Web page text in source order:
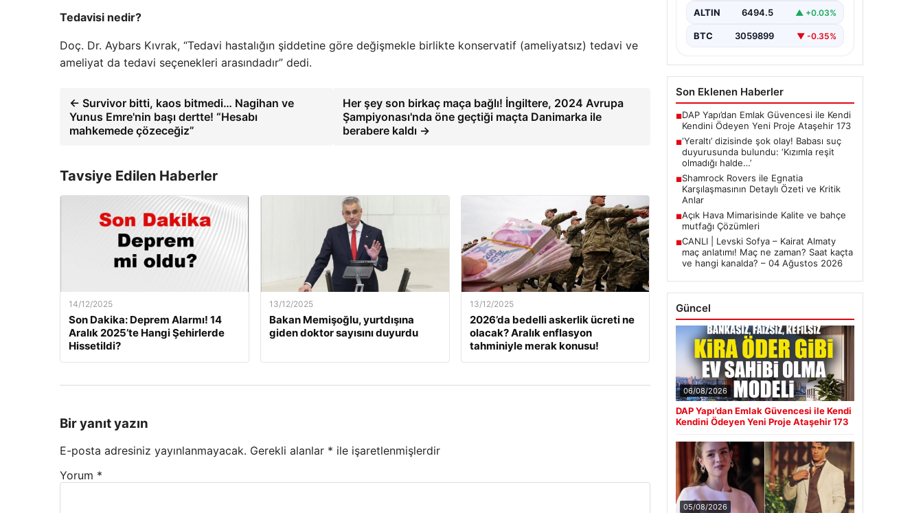
Tedavisi nedir?
Doç. Dr. Aybars Kıvrak, “Tedavi hastalığın şiddetine göre değişmekle birlikte konservatif (ameliyatsız) tedavi ve
ameliyat da tedavi seçenekleri arasındadır” dedi.
← Survivor bitti, kaos bitmedi… Nagihan ve
Yunus Emre'nin başı dertte! “Hesabı
mahkemede çözeceğiz”
Her şey son birkaç maça bağlı! İngiltere, 2024 Avrupa
Şampiyonası'nda öne geçtiği maçta Danimarka ile
berabere kaldı →
Tavsiye Edilen Haberler
14/12/2025
Son Dakika: Deprem Alarmı! 14
Aralık 2025’te Hangi Şehirlerde
Hissetildi?
13/12/2025
Bakan Memişoğlu, yurtdışına
giden doktor sayısını duyurdu
13/12/2025
2026’da bedelli askerlik ücreti ne
olacak? Aralık enflasyon
tahminiyle merak konusu!
Bir yanıt yazın
E-posta adresiniz yayınlanmayacak. Gerekli alanlar * ile işaretlenmişlerdir
Yorum *
ALTIN 6494.5 ▲ +0.03%
BTC 3059899 ▼ -0.35%
Son Eklenen Haberler
■DAP Yapı’dan Emlak Güvencesi ile Kendi
Kendini Ödeyen Yeni Proje Ataşehir 173
■‘Yeraltı’ dizisinde şok olay! Babası suç
duyurusunda bulundu: ‘Kızımla reşit
olmadığı halde…’
■Shamrock Rovers ile Egnatia
Karşılaşmasının Detaylı Özeti ve Kritik
Anlar
■Açık Hava Mimarisinde Kalite ve bahçe
mutfağı Çözümleri
■CANLI | Levski Sofya – Kairat Almaty
maç anlatımı! Maç ne zaman? Saat kaçta
ve hangi kanalda? – 04 Ağustos 2026
Güncel
06/08/2026
DAP Yapı’dan Emlak Güvencesi ile Kendi
Kendini Ödeyen Yeni Proje Ataşehir 173
05/08/2026